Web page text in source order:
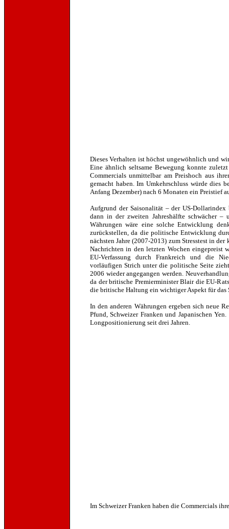
Dieses Verhalten ist höchst ungewöhnlich und
Eine ähnlich seltsame Bewegung konnte
Commercials unmittelbar am Preishoch aus
gemacht haben. Im Umkehrschluss würde dies
Anfang Dezember) nach 6 Monaten ein Preistief
Aufgrund der Saisonalität – der US-
dann in der zweiten Jahreshälfte schwächer
Währungen wäre eine solche Entwicklung
zurückstellen, da die politische Entwicklung
nächsten Jahre (2007-2013) zum Stresstest in
Nachrichten in den letzten Wochen eingepreist
EU-Verfassung durch Frankreich und die
vorläufigen Strich unter die politische Seite
2006 wieder angegangen werden.
da der britische Premierminister Blair die EU-
die britische Haltung ein wichtiger Aspekt für das
In den anderen Währungen ergeben sich neue
Pfund, Schweizer Franken und Japanischen
Longpositionierung seit drei Jahren.
Im Schweizer Franken haben die Commercials